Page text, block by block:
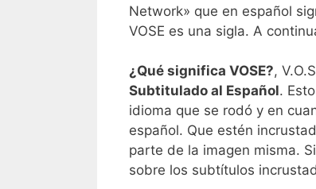
Network» que en español
VOSE es una sigla. A
¿Qué significa VOSE?,
Subtitulado al Español.
idioma que se rodó y en
español. Que estén
parte de la imagen misma.
sobre los subtítulos